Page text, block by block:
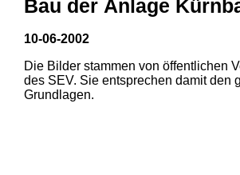
Bau der Anlage
10-06-2002
Die Bilder stammen von öffentlichen
des SEV. Sie entsprechen damit den
Grundlagen.